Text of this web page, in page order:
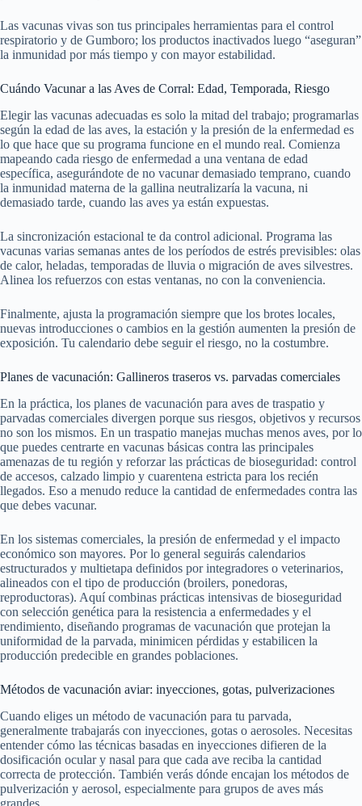
Las vacunas vivas son tus principales herramientas para el control
respiratorio y de Gumboro; los productos inactivados luego “aseguran”
la inmunidad por más tiempo y con mayor estabilidad.
Cuándo Vacunar a las Aves de Corral: Edad, Temporada, Riesgo
Elegir las vacunas adecuadas es solo la mitad del trabajo; programarlas
según la edad de las aves, la estación y la presión de la enfermedad es
lo que hace que su programa funcione en el mundo real. Comienza
mapeando cada riesgo de enfermedad a una ventana de edad
específica, asegurándote de no vacunar demasiado temprano, cuando
la inmunidad materna de la gallina neutralizaría la vacuna, ni
demasiado tarde, cuando las aves ya están expuestas.
La sincronización estacional te da control adicional. Programa las
vacunas varias semanas antes de los períodos de estrés previsibles: olas
de calor, heladas, temporadas de lluvia o migración de aves silvestres.
Alinea los refuerzos con estas ventanas, no con la conveniencia.
Finalmente, ajusta la programación siempre que los brotes locales,
nuevas introducciones o cambios en la gestión aumenten la presión de
exposición. Tu calendario debe seguir el riesgo, no la costumbre.
Planes de vacunación: Gallineros traseros vs. parvadas comerciales
En la práctica, los planes de vacunación para aves de traspatio y
parvadas comerciales divergen porque sus riesgos, objetivos y recursos
no son los mismos. En un traspatio manejas muchas menos aves, por lo
que puedes centrarte en vacunas básicas contra las principales
amenazas de tu región y reforzar las prácticas de bioseguridad: control
de accesos, calzado limpio y cuarentena estricta para los recién
llegados. Eso a menudo reduce la cantidad de enfermedades contra las
que debes vacunar.
En los sistemas comerciales, la presión de enfermedad y el impacto
económico son mayores. Por lo general seguirás calendarios
estructurados y multietapa definidos por integradores o veterinarios,
alineados con el tipo de producción (broilers, ponedoras,
reproductoras). Aquí combinas prácticas intensivas de bioseguridad
con selección genética para la resistencia a enfermedades y el
rendimiento, diseñando programas de vacunación que protejan la
uniformidad de la parvada, minimicen pérdidas y estabilicen la
producción predecible en grandes poblaciones.
Métodos de vacunación aviar: inyecciones, gotas, pulverizaciones
Cuando eliges un método de vacunación para tu parvada,
generalmente trabajarás con inyecciones, gotas o aerosoles. Necesitas
entender cómo las técnicas basadas en inyecciones difieren de la
dosificación ocular y nasal para que cada ave reciba la cantidad
correcta de protección. También verás dónde encajan los métodos de
pulverización y aerosol, especialmente para grupos de aves más
grandes.